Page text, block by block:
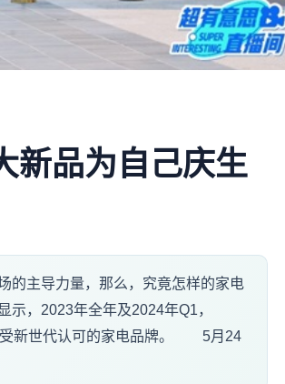
新品为自己庆生
的主导力量，那么，究竟怎样的家电
示，2023年全年及2024年Q1，
受新世代认可的家电品牌。 5月24